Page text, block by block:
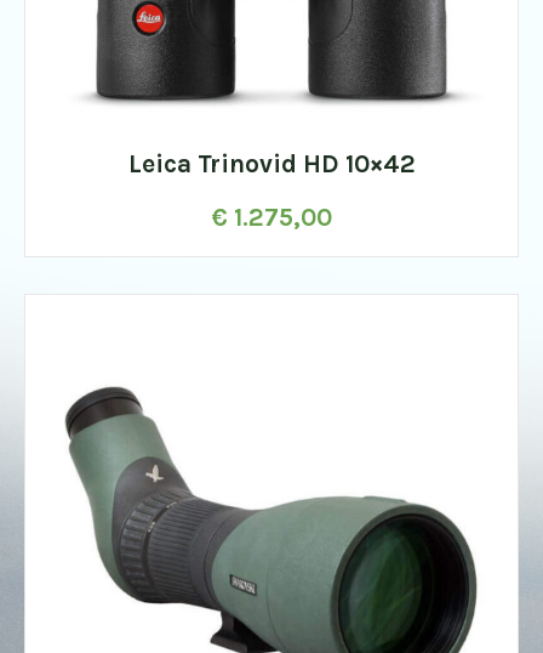
Leica Trinovid HD 10×42
€ 1.275,00